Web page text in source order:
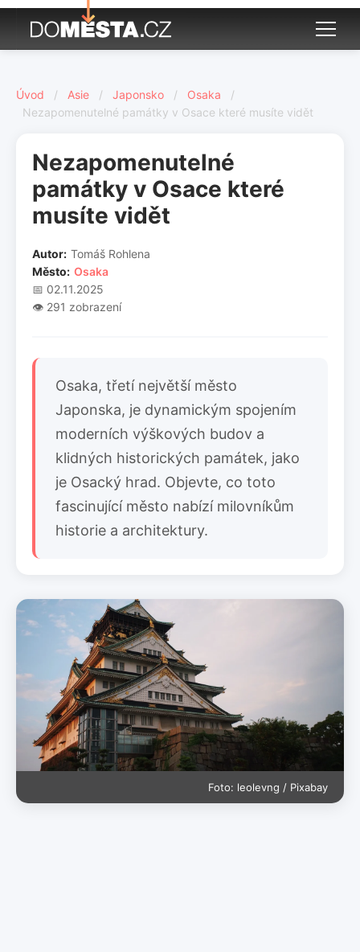
Úvod / Asie / Japonsko / Osaka
/
Nezapomenutelné památky v Osace které musíte vidět
Nezapomenutelné
památky v Osace které
musíte vidět
Autor: Tomáš Rohlena
Město: Osaka
📅 02.11.2025
👁️ 291 zobrazení
Osaka, třetí největší město
Japonska, je dynamickým spojením
moderních výškových budov a
klidných historických památek, jako
je Osacký hrad. Objevte, co toto
fascinující město nabízí milovníkům
historie a architektury.
Foto: leolevng / Pixabay